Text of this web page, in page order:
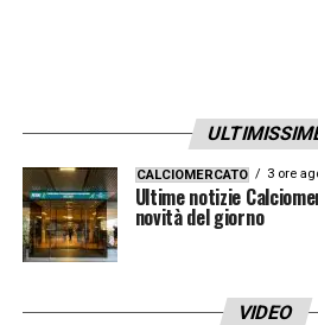
CALCIOMERCATO 3 ore
Ultime notizie
novità del giorno
VIDEO